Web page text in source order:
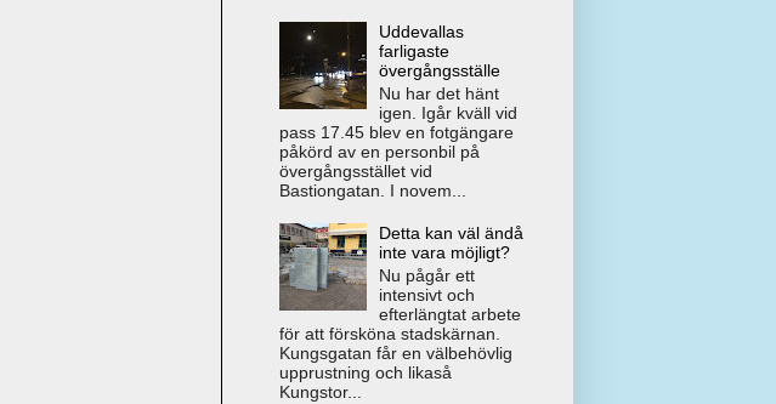
Uddevallas
farligaste
övergångsställe
Nu har det hänt
igen. Igår kväll vid
pass 17.45 blev en fotgängare
påkörd av en personbil på
övergångsstället vid
Bastiongatan. I novem...
Detta kan väl ändå
inte vara möjligt?
Nu pågår ett
intensivt och
efterlängtat arbete
för att försköna stadskärnan.
Kungsgatan får en välbehövlig
upprustning och likaså
Kungstor...